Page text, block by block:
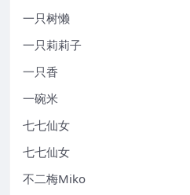
一只树懒
一只莉莉子
一只香
一碗米
七七仙女
七七仙女
不二梅Miko